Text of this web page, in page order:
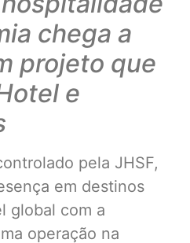
chega a
projeto que
e
pela JHSF,
em destinos
global com a
operação na